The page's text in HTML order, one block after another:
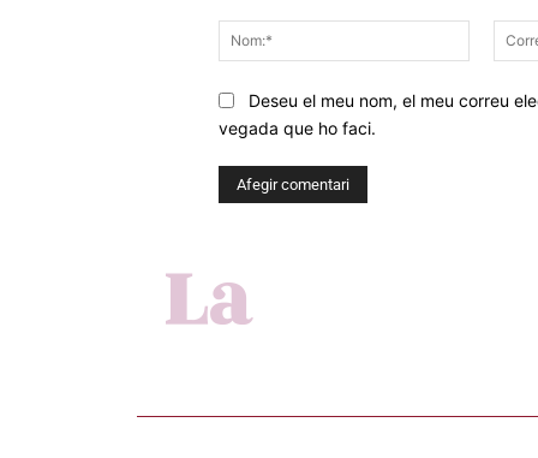
Nom:*
Deseu el meu nom, el meu correu
vegada que ho faci.